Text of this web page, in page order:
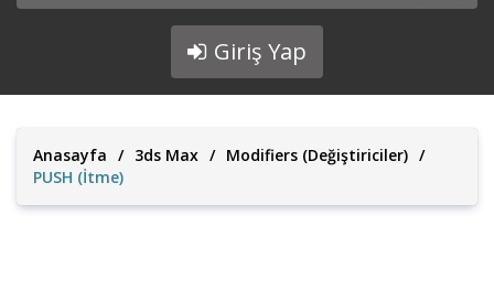
Giriş Yap
Anasayfa / 3ds Max / Modifiers (Değiştiriciler) /
PUSH (İtme)